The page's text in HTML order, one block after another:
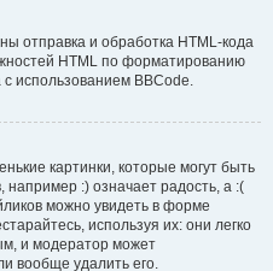
отправка и обработка HTML-кода
HTML по форматированию
использованием BBCode.
картинки, которые могут быть
:) означает радость, а :(
можно увидеть в форме
используя их: они легко
и модератор может
вообще удалить его.